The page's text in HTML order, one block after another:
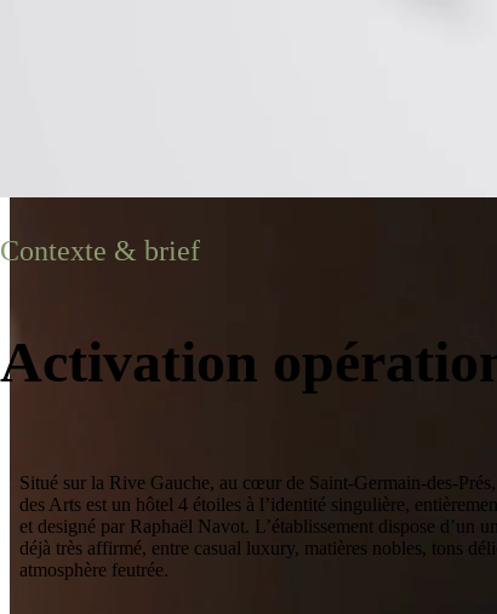
Contexte & brief
Activation
Situé sur la Rive Gauche, au cœur de Saint-Germain-des-
des Arts est un hôtel 4 étoiles à l’identité singulière,
et designé par Raphaël Navot. L’établissement dispose d’un
déjà très affirmé, entre casual luxury, matières nobles, tons
atmosphère feutrée.